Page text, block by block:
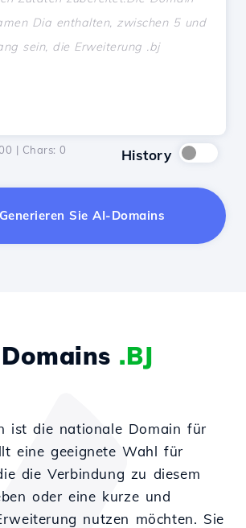
| Chars: 0 History
Generieren Sie AI-Domains
.BJ
ist die nationale Domain für
eine geeignete Wahl für
die Verbindung zu diesem
oder eine kurze und
nutzen möchten. Sie